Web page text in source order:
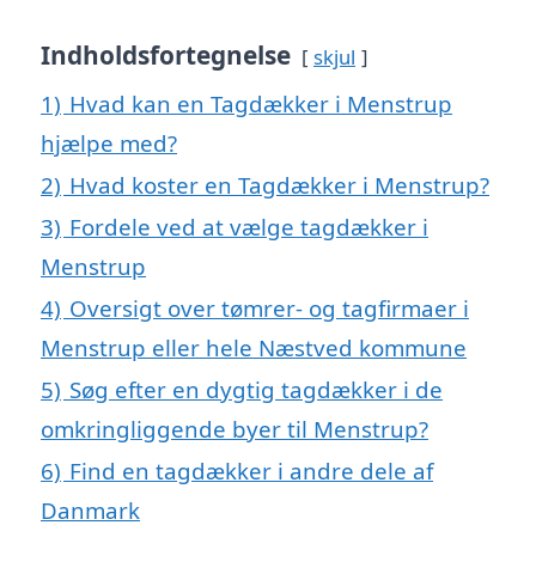
Indholdsfortegnelse skjul
1) Hvad kan en Tagdækker i Menstrup
hjælpe med?
2) Hvad koster en Tagdækker i Menstrup?
3) Fordele ved at vælge tagdækker i
Menstrup
4) Oversigt over tømrer- og tagfirmaer i
Menstrup eller hele Næstved kommune
5) Søg efter en dygtig tagdækker i de
omkringliggende byer til Menstrup?
6) Find en tagdækker i andre dele af
Danmark